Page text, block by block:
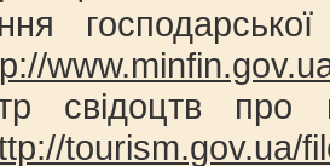
свідоцтв про
tourism.gov.ua/